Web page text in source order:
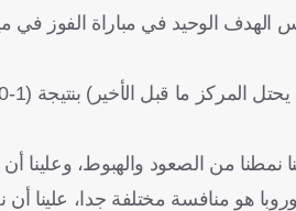
من الصعود والهبوط، وعلينا أن
هو منافسة مختلفة جدا، علينا